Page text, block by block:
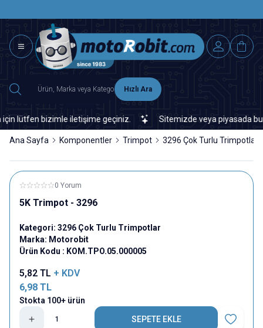
Hızlı Ara
lütfen bizimle iletişime geçiniz. Sitemizde veya piyasada
Ana Sayfa Komponentler Trimpot 3296 Çok Turlu Trimpotlar
0 Yorum
5K Trimpot - 3296
Kategori: 3296 Çok Turlu Trimpotlar
Marka: Motorobit
Ürün Kodu : KOM.TPO.05.000005
5,82 TL + KDV
6,98 TL
Stokta 100+ ürün
SEPETE EKLE
Favoriye